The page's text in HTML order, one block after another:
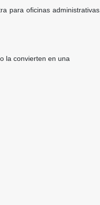
para oficinas administrativas,
la convierten en una